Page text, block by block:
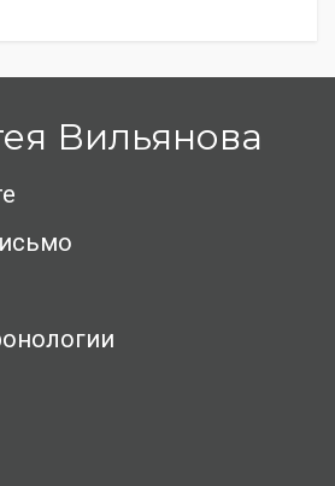
Вильянова